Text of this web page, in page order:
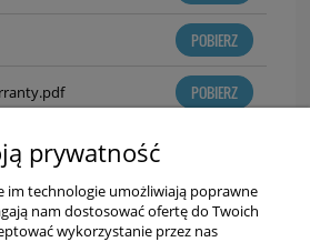
POBIERZ
POBIERZ
prywatność
im technologie umożliwiają poprawne
nam dostosować ofertę do Twoich
wykorzystanie przez nas